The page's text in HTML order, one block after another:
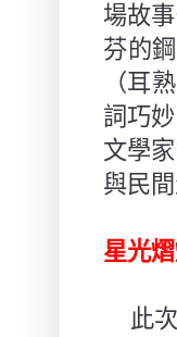
場故
芬的
（耳
詞巧
文學
與民
星光
此